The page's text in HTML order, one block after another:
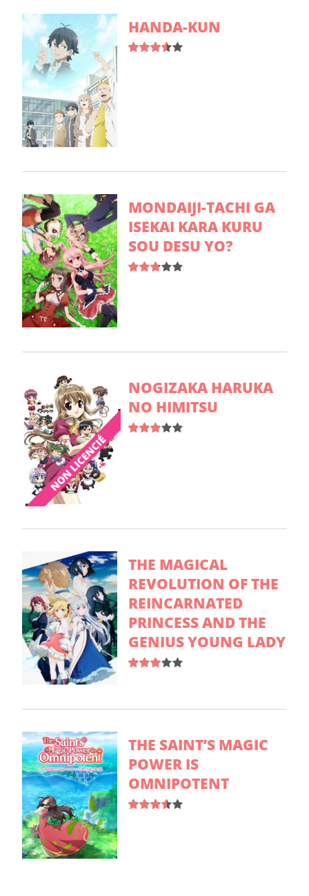
HANDA-KUN
MONDAIJI-TACHI GA
ISEKAI KARA KURU
SOU DESU YO?
NOGIZAKA HARUKA
NO HIMITSU
THE MAGICAL
REVOLUTION OF THE
REINCARNATED
PRINCESS AND THE
GENIUS YOUNG LADY
THE SAINT’S MAGIC
POWER IS
OMNIPOTENT